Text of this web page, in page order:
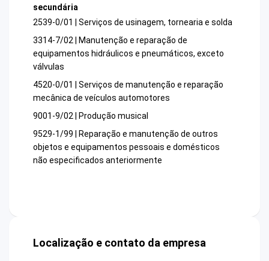
secundária
2539-0/01 | Serviços de usinagem, tornearia e solda
3314-7/02 | Manutenção e reparação de
equipamentos hidráulicos e pneumáticos, exceto
válvulas
4520-0/01 | Serviços de manutenção e reparação
mecânica de veículos automotores
9001-9/02 | Produção musical
9529-1/99 | Reparação e manutenção de outros
objetos e equipamentos pessoais e domésticos
não especificados anteriormente
Localização e contato da empresa